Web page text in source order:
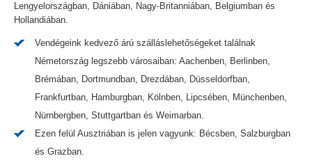
Lengyelországban, Dániában, Nagy-Britanniában, Belgiumban és
Hollandiában.
Vendégeink kedvező árú szálláslehetőségeket találnak
Németország legszebb városaiban: Aachenben, Berlinben,
Brémában, Dortmundban, Drezdában, Düsseldorfban,
Frankfurtban, Hamburgban, Kölnben, Lipcsében, Münchenben,
Nürnbergben, Stuttgartban és Weimarban.
Ezen felül Ausztriában is jelen vagyunk: Bécsben, Salzburgban
és Grazban.